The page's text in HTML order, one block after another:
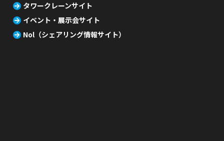
タワークレーンサイト
イベント・展示会サイト
Nol（シェアリング情報サイト）